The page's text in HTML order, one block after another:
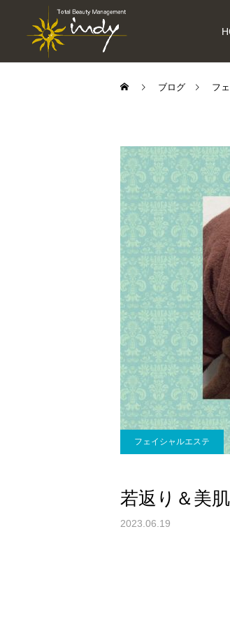
ブログ フ
フェイシャルエステ
若返り＆美
2023.06.19